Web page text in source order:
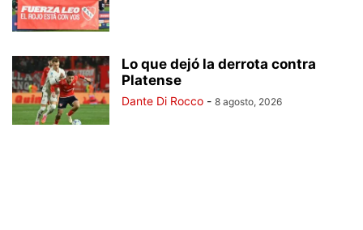
Lo que dejó la derrota contra
Platense
Dante Di Rocco - 8 agosto, 2026